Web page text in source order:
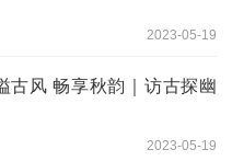
2023-05-19
古风 畅享秋韵｜访古探幽
2023-05-19